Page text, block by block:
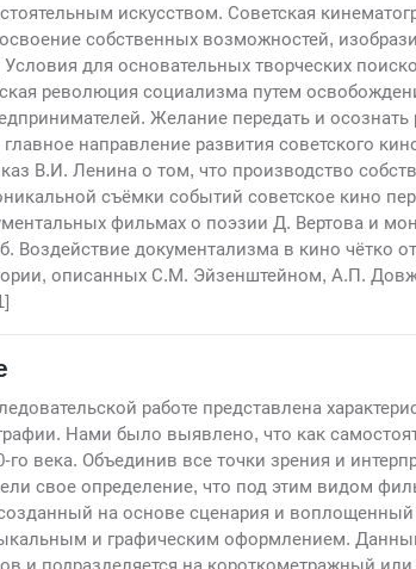
искусством. Советская
собственных возможностей,
для основательных творческих
революция социализма путем
Желание передать и
направление развития советского
В.И. Ленина о том, что производство
съёмки событий советское кино
фильмах о поэзии Д. Вертова и
Воздействие документализма в кино чётко
описанных С.М. Эйзенштейном, А.П.
работе представлена
Нами было выявлено, что как
го века. Объединив все точки зрения и
свое определение, что под этим видом
на основе сценария и воплощенный
и графическим оформлением.
и подразделяется на короткометражный